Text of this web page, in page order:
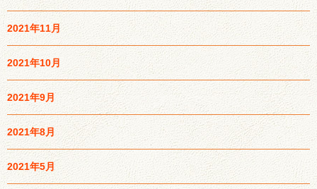
2021年11月
2021年10月
2021年9月
2021年8月
2021年5月